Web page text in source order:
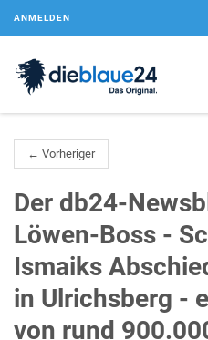
ANMELDEN
← Vorheriger
Der db24-
Löwen-Boss -
Ismaiks
in Ulrichsberg -
von rund